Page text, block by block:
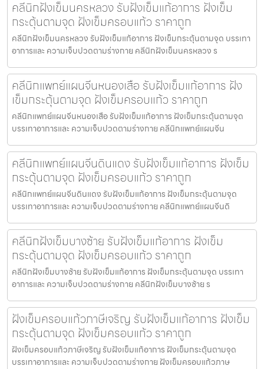
คลีนิกฝังเข็มนครหลวง รับฝังเข็มแก้อาการ ฝังเข็ม
กระตุ้นตามจุด ฝังเข็มครอบแก้ว ราคาถูก
คลีนิกฝังเข็มนครหลวง รับฝังเข็มแก้อาการ ฝังเข็มกระตุ้นตามจุด บรรเทา
อาการและ ความเจ็บปวดตามร่างกาย คลีนิกฝังเข็มนครหลวง ร
คลีนิกแพทย์แผนจีนหนองเสือ รับฝังเข็มแก้อาการ ฝัง
เข็มกระตุ้นตามจุด ฝังเข็มครอบแก้ว ราคาถูก
คลีนิกแพทย์แผนจีนหนองเสือ รับฝังเข็มแก้อาการ ฝังเข็มกระตุ้นตามจุด
บรรเทาอาการและ ความเจ็บปวดตามร่างกาย คลีนิกแพทย์แผนจีน
คลีนิกแพทย์แผนจีนดินแดง รับฝังเข็มแก้อาการ ฝังเข็ม
กระตุ้นตามจุด ฝังเข็มครอบแก้ว ราคาถูก
คลีนิกแพทย์แผนจีนดินแดง รับฝังเข็มแก้อาการ ฝังเข็มกระตุ้นตามจุด
บรรเทาอาการและ ความเจ็บปวดตามร่างกาย คลีนิกแพทย์แผนจีนดิ
คลีนิกฝังเข็มบางซ้าย รับฝังเข็มแก้อาการ ฝังเข็ม
กระตุ้นตามจุด ฝังเข็มครอบแก้ว ราคาถูก
คลีนิกฝังเข็มบางซ้าย รับฝังเข็มแก้อาการ ฝังเข็มกระตุ้นตามจุด บรรเทา
อาการและ ความเจ็บปวดตามร่างกาย คลีนิกฝังเข็มบางซ้าย ร
ฝังเข็มครอบแก้วภาษีเจริญ รับฝังเข็มแก้อาการ ฝังเข็ม
กระตุ้นตามจุด ฝังเข็มครอบแก้ว ราคาถูก
ฝังเข็มครอบแก้วภาษีเจริญ รับฝังเข็มแก้อาการ ฝังเข็มกระตุ้นตามจุด
บรรเทาอาการและ ความเจ็บปวดตามร่างกาย ฝังเข็มครอบแก้วภาษ